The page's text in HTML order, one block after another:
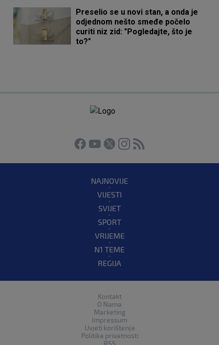
Preselio se u novi stan, a onda je
odjednom nešto smeđe počelo
curiti niz zid: "Pogledajte, što je
to?"
NAJNOVIJE
VIJESTI
SVIJET
SPORT
VRIJEME
N1 TEME
REGIJA
Kontakt
O Nama
Marketing
Impressum
Uvjeti korištenja
Politika privatnosti